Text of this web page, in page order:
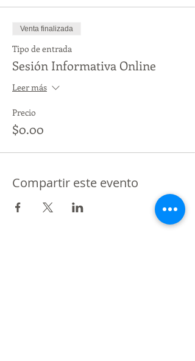
Venta finalizada
Tipo de entrada
Sesión Informativa Online
Leer más
Precio
$0.00
Compartir este evento